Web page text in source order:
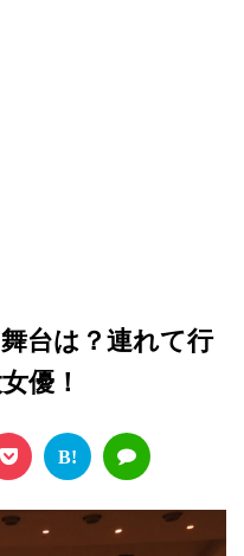
台は？連れて行
優！
B!